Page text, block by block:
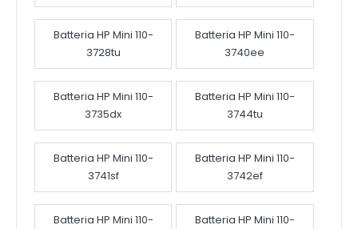
Batteria HP Mini 110-
3728tu
Batteria HP Mini 110-
3740ee
Batteria HP Mini 110-
3735dx
Batteria HP Mini 110-
3744tu
Batteria HP Mini 110-
3741sf
Batteria HP Mini 110-
3742ef
Batteria HP Mini 110-
Batteria HP Mini 110-